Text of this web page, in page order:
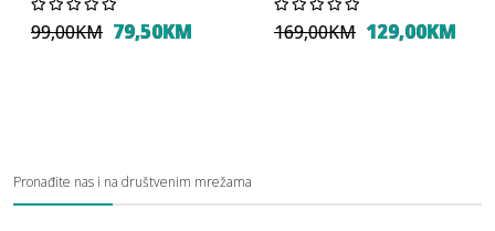
99,00KM 79,50KM 169,00KM 129,00KM
Pronađite nas i na društvenim mrežama